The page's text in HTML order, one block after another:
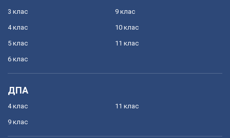
3 клас
4 клас
5 клас
6 клас
9 клас
10 клас
11 клас
ДПА
4 клас
9 клас
11 клас